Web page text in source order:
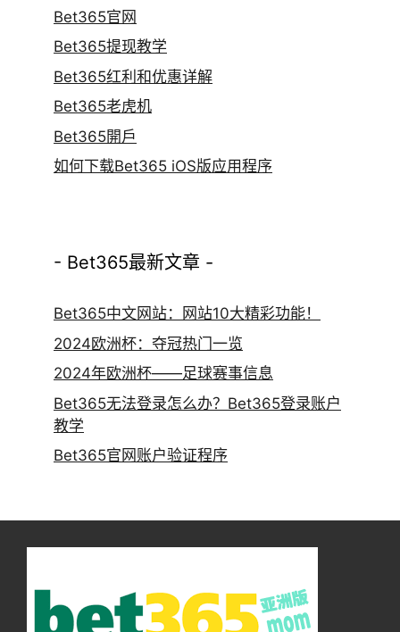
Bet365官网
Bet365提现教学
Bet365红利和优惠详解
Bet365老虎机
Bet365開戶
如何下载Bet365 iOS版应用程序
- Bet365最新文章 -
Bet365中文网站：网站10大精彩功能！
2024欧洲杯：夺冠热门一览
2024年欧洲杯——足球赛事信息
Bet365无法登录怎么办？Bet365登录账户
教学
Bet365官网账户验证程序